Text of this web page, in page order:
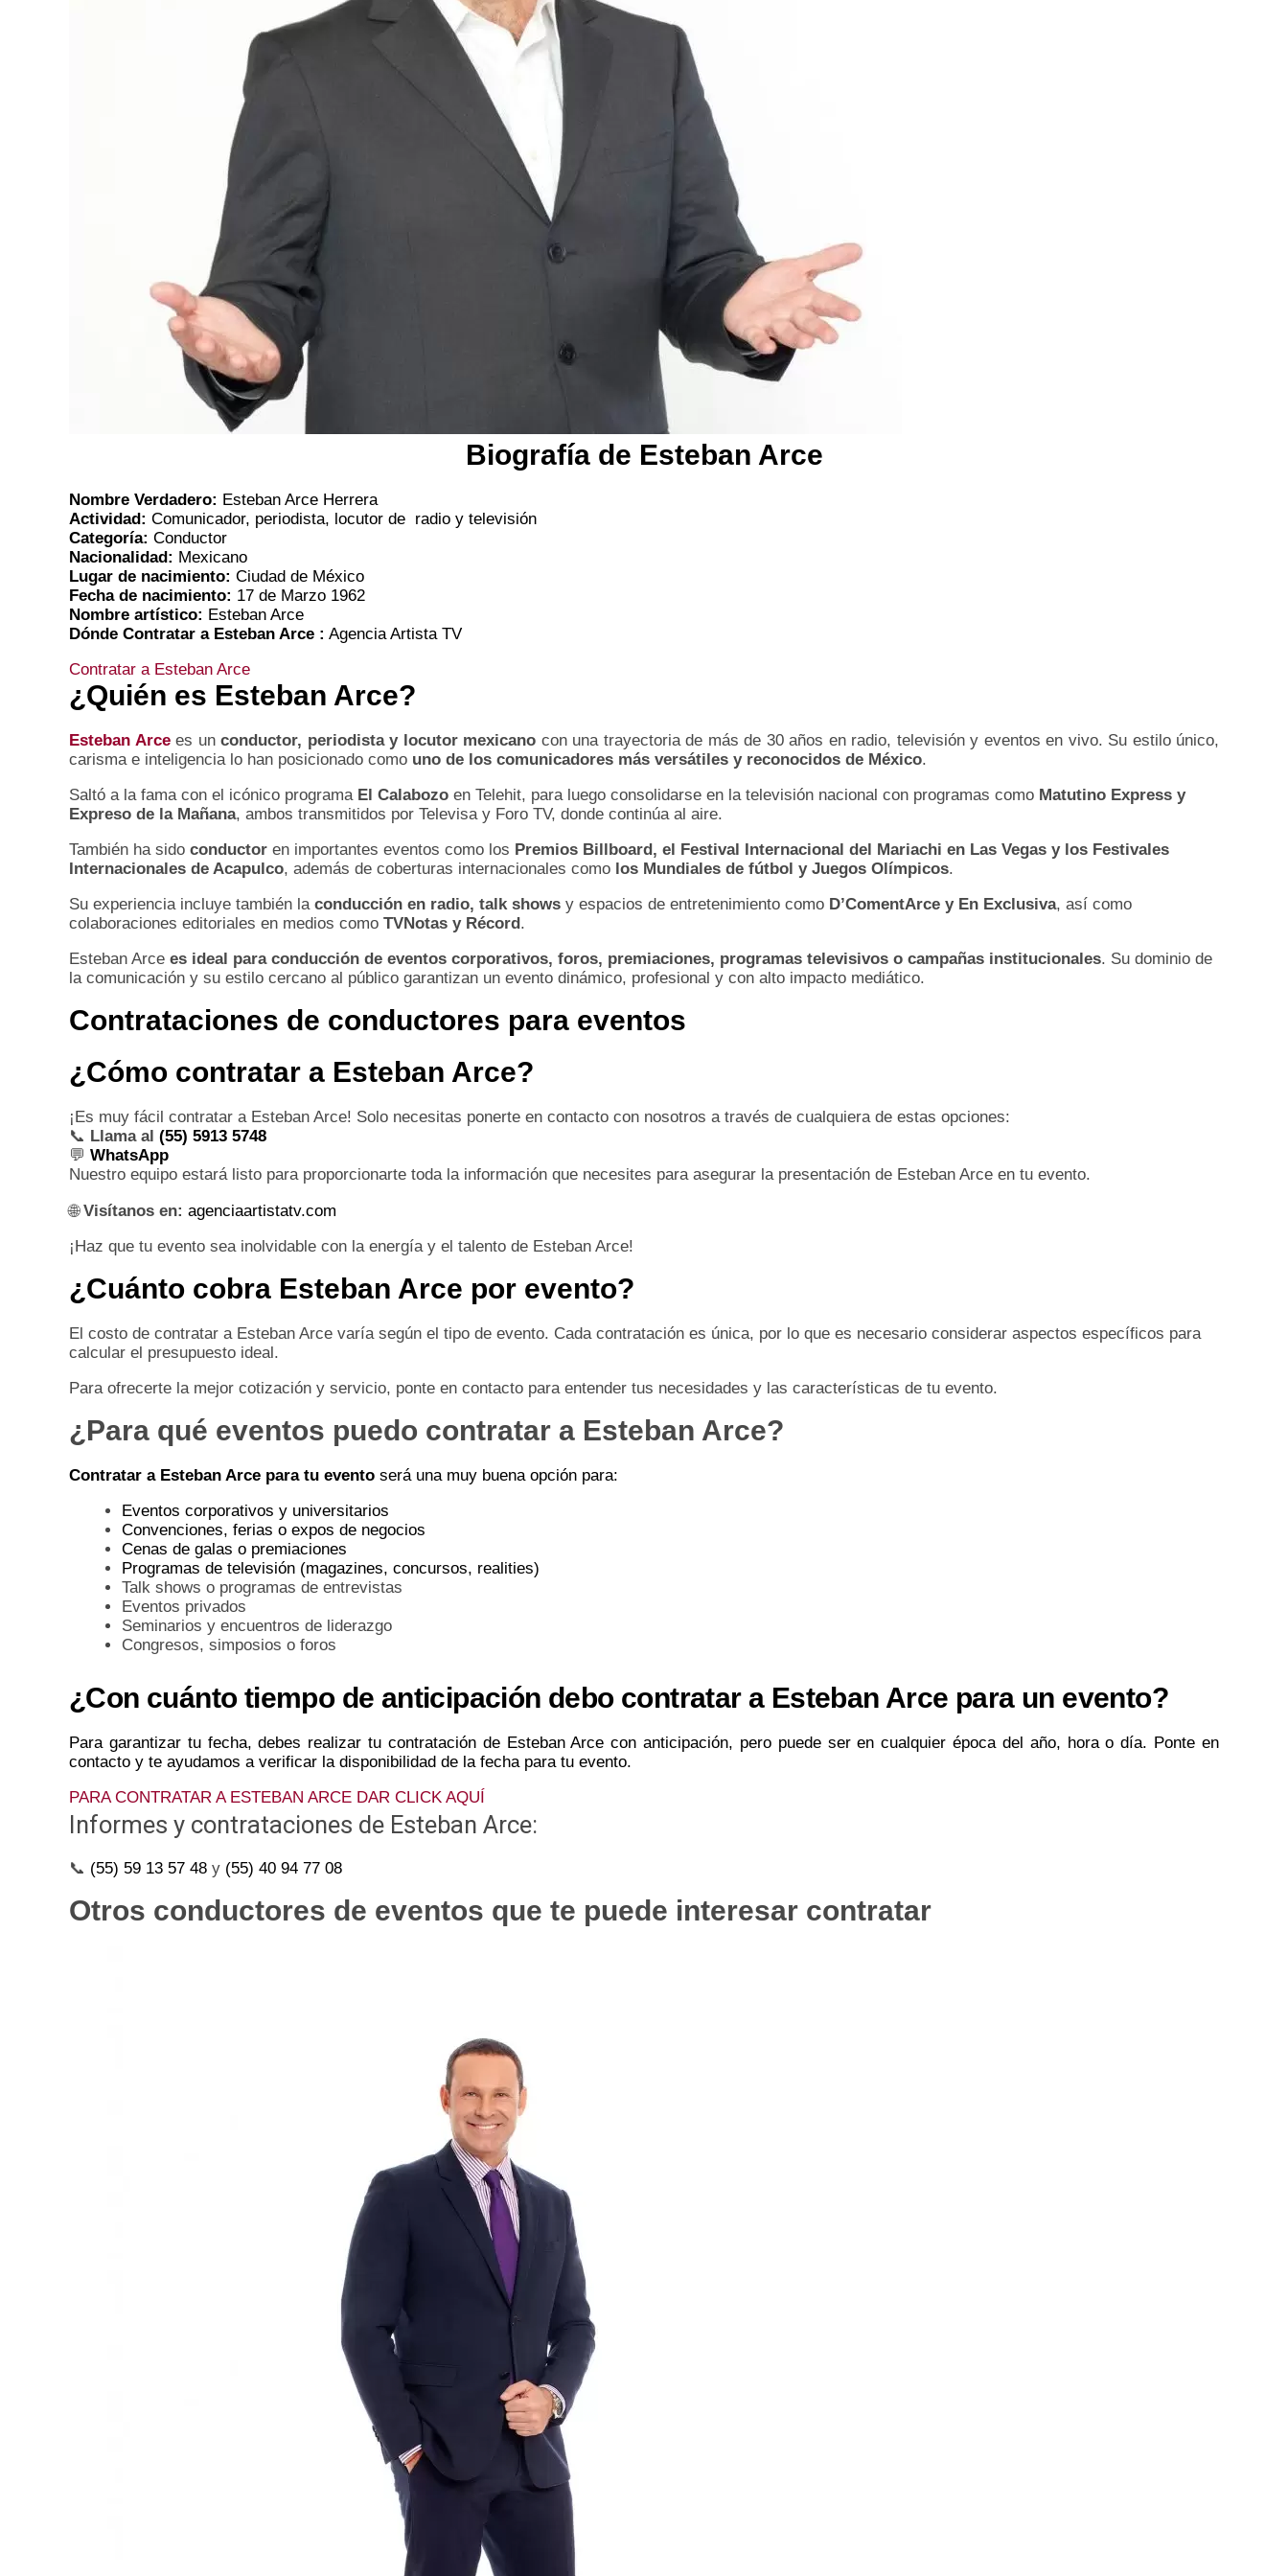
Biografía de Esteban Arce
Nombre Verdadero: Esteban Arce Herrera
Actividad: Comunicador, periodista, locutor de radio y televisión
Categoría: Conductor
Nacionalidad: Mexicano
Lugar de nacimiento: Ciudad de México
Fecha de nacimiento: 17 de Marzo 1962
Nombre artístico: Esteban Arce
Dónde Contratar a Esteban Arce : Agencia Artista TV
Contratar a Esteban Arce
¿Quién es Esteban Arce?
Esteban Arcees un conductor, periodista y locutor mexicano con una trayectoria de más de 30 años en radio, televisión y eventos en vivo. Su estilo único,
carisma e inteligencia lo han posicionado como uno de los comunicadores más versátiles y reconocidos de México.
Saltó a la fama con el icónico programa El Calabozo en Telehit, para luego consolidarse en la televisión nacional con programas como Matutino Express y
Expreso de la Mañana, ambos transmitidos por Televisa y Foro TV, donde continúa al aire.
También ha sido conductor en importantes eventos como los Premios Billboard, el Festival Internacional del Mariachi en Las Vegas y los Festivales
Internacionales de Acapulco, además de coberturas internacionales como los Mundiales de fútbol y Juegos Olímpicos.
Su experiencia incluye también la conducción en radio, talk shows y espacios de entretenimiento como D’ComentArce y En Exclusiva, así como
colaboraciones editoriales en medios como TVNotas y Récord.
Esteban Arce es ideal para conducción de eventos corporativos, foros, premiaciones, programas televisivos o campañas institucionales. Su dominio de
la comunicación y su estilo cercano al público garantizan un evento dinámico, profesional y con alto impacto mediático.
Contrataciones de conductores para eventos
¿Cómo contratar a Esteban Arce?
¡Es muy fácil contratar a Esteban Arce! Solo necesitas ponerte en contacto con nosotros a través de cualquiera de estas opciones:
📞 Llama al (55) 5913 5748
💬 WhatsApp
Nuestro equipo estará listo para proporcionarte toda la información que necesites para asegurar la presentación de Esteban Arce en tu evento.
🌐Visítanos en: agenciaartistatv.com
¡Haz que tu evento sea inolvidable con la energía y el talento de Esteban Arce!
¿Cuánto cobra Esteban Arce por evento?
El costo de contratar a Esteban Arce varía según el tipo de evento. Cada contratación es única, por lo que es necesario considerar aspectos específicos para
calcular el presupuesto ideal.
Para ofrecerte la mejor cotización y servicio, ponte en contacto para entender tus necesidades y las características de tu evento.
¿Para qué eventos puedo contratar a Esteban Arce?
Contratar a Esteban Arce para tu evento será una muy buena opción para:
Eventos corporativos y universitarios
Convenciones, ferias o expos de negocios
Cenas de galas o premiaciones
Programas de televisión (magazines, concursos, realities)
Talk shows o programas de entrevistas
Eventos privados
Seminarios y encuentros de liderazgo
Congresos, simposios o foros
¿Con cuánto tiempo de anticipación debo contratar a Esteban Arce para un evento?
Para garantizar tu fecha, debes realizar tu contratación de Esteban Arce con anticipación, pero puede ser en cualquier época del año, hora o día. Ponte en
contacto y te ayudamos a verificar la disponibilidad de la fecha para tu evento.
PARA CONTRATAR A ESTEBAN ARCE DAR CLICK AQUÍ
Informes y contrataciones de Esteban Arce:
📞 (55) 59 13 57 48 y (55) 40 94 77 08
Otros conductores de eventos que te puede interesar contratar